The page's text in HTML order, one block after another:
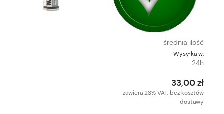
średnia ilość
Wysyłka w:
24h
33,00 zł
zawiera 23% VAT, bez kosztów
dostawy